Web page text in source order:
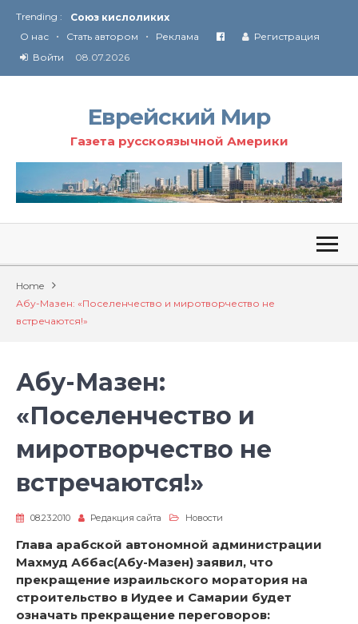
Trending :
Союз кислоликих
Соглашение США с Ираном
Технология Революции в Иране
О нас • Стать автором • Реклама
Регистрация
Войти
08.07.2026
Еврейский Мир
Газета русскоязычной Америки
Home
Абу-Мазен: «Поселенчество и миротворчество не
встречаются!»
Абу-Мазен:
«Поселенчество и
миротворчество не
встречаются!»
08.23.2010 Редакция сайта Новости
Глава арабской автономной администрации
Махмуд Аббас(Абу-Мазен) заявил, что
прекращение израильского моратория на
строительство в Иудее и Самарии будет
означать прекращение переговоров: